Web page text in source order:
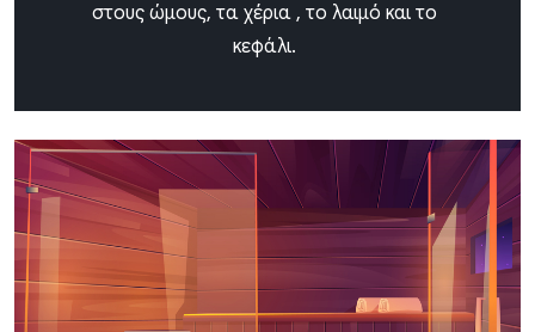
στους ώμους, τα χέρια , το λαιμό και το
κεφάλι.